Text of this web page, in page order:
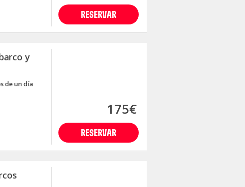
RESERVAR
y
de un día
RESERVAR
175€